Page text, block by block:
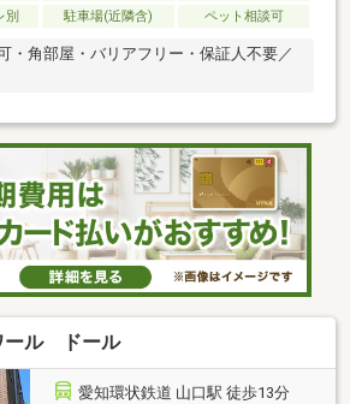
別
駐車場(近隣含) ペット相談可
・角部屋・バリアフリー・保証人不要／
ール ドール
愛知環状鉄道 山口駅 徒歩13分